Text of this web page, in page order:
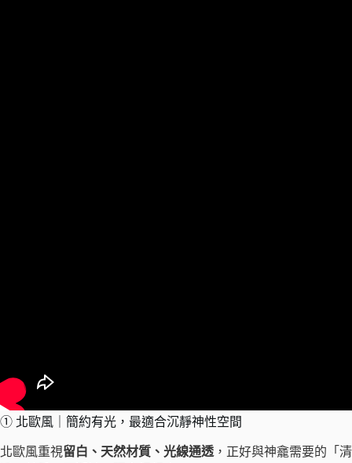
① 北歐風｜簡約有光，最適合沉靜神性空間
北歐風重視留白、天然材質、光線通透 ，正好與神龕需要的「清